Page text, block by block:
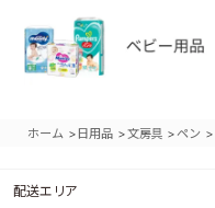
ホーム > 日用品 >文房具 >ペン >
配送エリア